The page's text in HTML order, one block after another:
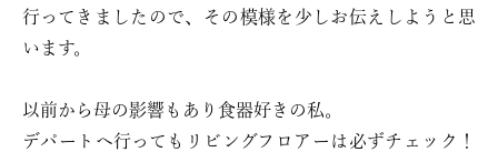
行ってきましたので、その模様を少しお伝えしようと思
います。
以前から母の影響もあり食器好きの私。
デパートへ行ってもリビングフロアーは必ずチェック！